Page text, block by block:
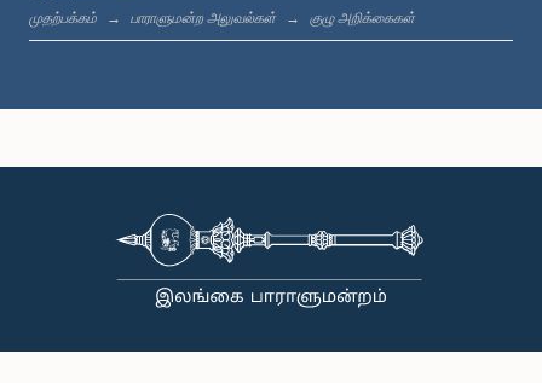
முதற்பக்கம் பாராளுமன்ற அலுவல்கள் குழு அறிக்கைகள்